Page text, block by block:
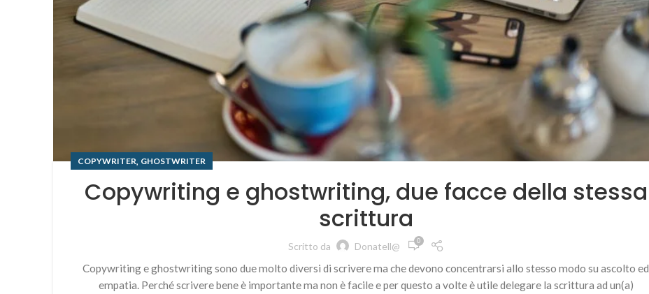
COPYWRITER, GHOSTWRITER
Copywriting e ghostwriting, due facce della stessa
scrittura
Scritto da Donatell@ 0
Copywriting e ghostwriting sono due molto diversi di scrivere ma che devono concentrarsi allo stesso modo su ascolto ed
empatia. Perché scrivere bene è importante ma non è facile e per questo a volte è utile delegare la scrittura ad un(a)